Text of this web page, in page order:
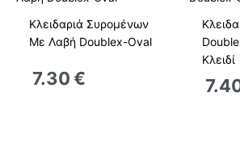
Κλειδαριά Συρομένων
Με Λαβή Doublex-Oval
7.30 €
Κλειδί